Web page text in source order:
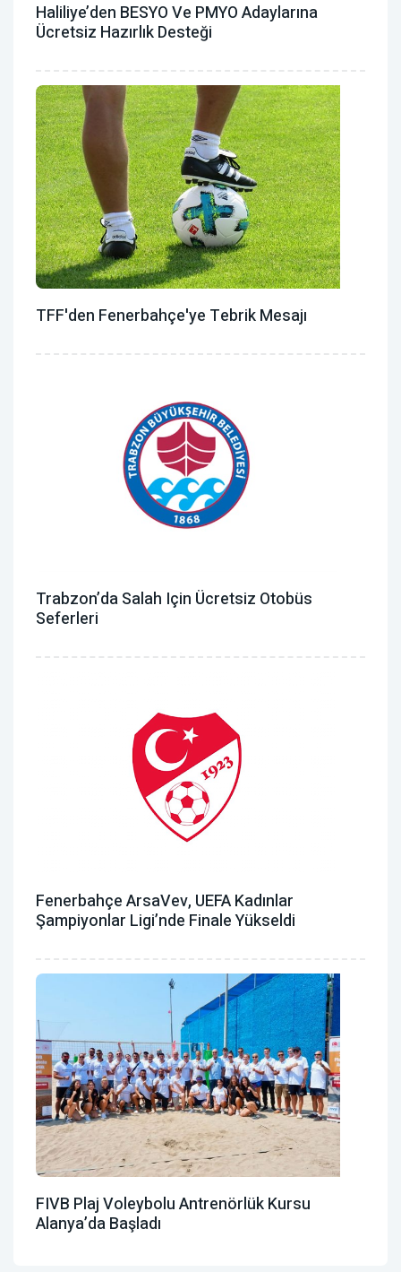
Haliliye’den BESYO Ve PMYO Adaylarına
Ücretsiz Hazırlık Desteği
TFF'den Fenerbahçe'ye Tebrik Mesajı
Trabzon’da Salah Için Ücretsiz Otobüs
Seferleri
Fenerbahçe ArsaVev, UEFA Kadınlar
Şampiyonlar Ligi’nde Finale Yükseldi
FIVB Plaj Voleybolu Antrenörlük Kursu
Alanya’da Başladı